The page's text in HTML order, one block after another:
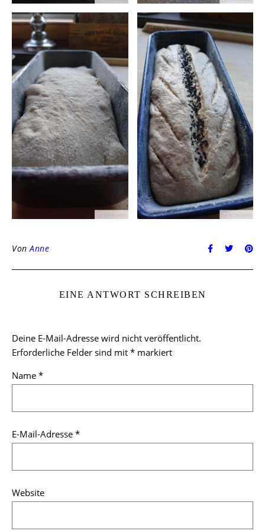
VonAnne
EINE ANTWORT SCHREIBEN
Deine E-Mail-Adresse wird nicht veröffentlicht.
Erforderliche Felder sind mit * markiert
Name *
E-Mail-Adresse *
Website